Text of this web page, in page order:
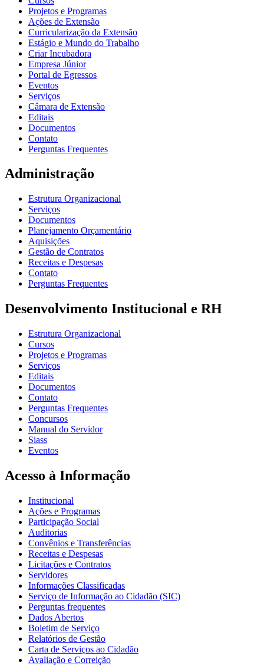
Projetos e Programas
Ações de Extensão
Curricularização da Extensão
Estágio e Mundo do Trabalho
Criar Incubadora
Empresa Júnior
Portal de Egressos
Eventos
Serviços
Câmara de Extensão
Editais
Documentos
Contato
Perguntas Frequentes
Administração
Estrutura Organizacional
Serviços
Documentos
Planejamento Orçamentário
Aquisições
Gestão de Contratos
Receitas e Despesas
Contato
Perguntas Frequentes
Desenvolvimento Institucional e RH
Estrutura Organizacional
Cursos
Projetos e Programas
Serviços
Editais
Documentos
Contato
Perguntas Frequentes
Concursos
Manual do Servidor
Siass
Eventos
Acesso à Informação
Institucional
Ações e Programas
Participação Social
Auditorias
Convênios e Transferências
Receitas e Despesas
Licitações e Contratos
Servidores
Informações Classificadas
Serviço de Informação ao Cidadão (SIC)
Perguntas frequentes
Dados Abertos
Boletim de Serviço
Relatórios de Gestão
Carta de Serviços ao Cidadão
Avaliação e Correição